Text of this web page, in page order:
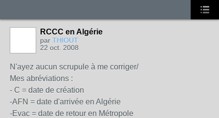
RCCC en Algérie
par THIOUT
22 oct. 2008
N'ayez aucun scrupule à me corriger/
Mes abréviations :
- C = date de création
-AFN = date d'arrivée en Algérie
-Evac = date de retour en Métropole